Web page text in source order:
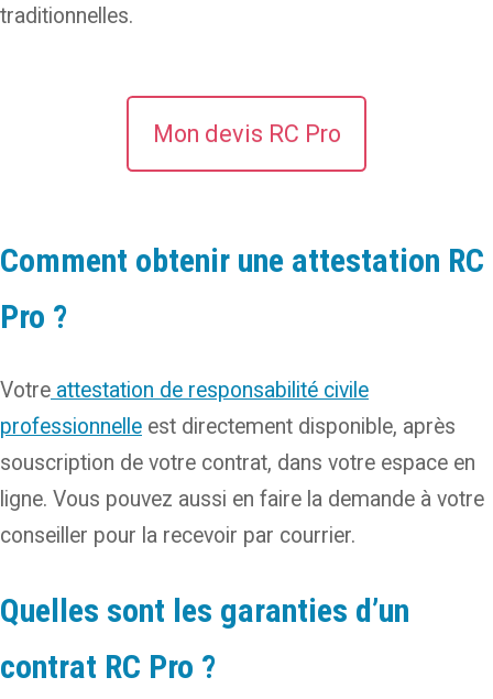
traditionnelles.
Mon devis RC Pro
Comment obtenir une attestation RC
Pro ?
Votre attestation de responsabilité civile
professionnelle est directement disponible, après
souscription de votre contrat, dans votre espace en
ligne. Vous pouvez aussi en faire la demande à votre
conseiller pour la recevoir par courrier.
Quelles sont les garanties d’un
contrat RC Pro ?